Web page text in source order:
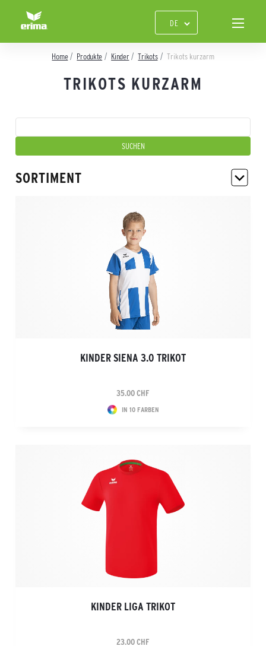
Home Produkte Kinder Trikots Trikots kurzarm
TRIKOTS KURZARM
SORTIMENT
KINDER SIENA 3.0 TRIKOT
35.00 CHF
IN 10 FARBEN
KINDER LIGA TRIKOT
23.00 CHF